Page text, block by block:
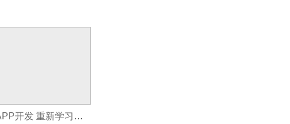
国学文化APP开发 重新学习传统文化